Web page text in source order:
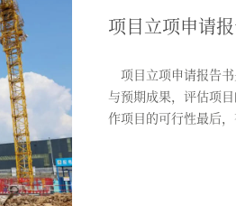
项目立项申请
项目立项申请报告
与预期成果，评估项
作项目的可行性最后